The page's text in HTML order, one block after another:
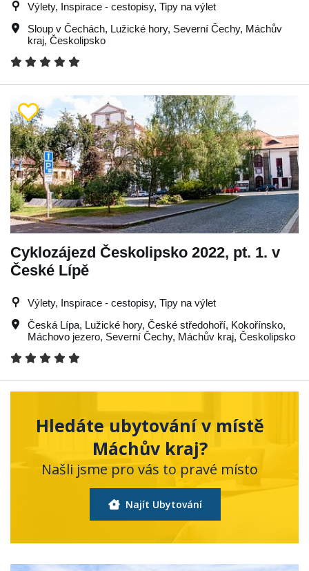
Výlety, Inspirace - cestopisy, Tipy na výlet
Sloup v Čechách, Lužické hory, Severní Čechy, Máchův
kraj, Českolipsko
Cyklozájezd Českolipsko 2022, pt. 1. v
České Lípě
Výlety, Inspirace - cestopisy, Tipy na výlet
Česká Lípa, Lužické hory, České středohoří, Kokořínsko,
Máchovo jezero, Severní Čechy, Máchův kraj, Českolipsko
Hledáte ubytování v místě
Máchův kraj?
Našli jsme pro vás to pravé místo
Najít Ubytování